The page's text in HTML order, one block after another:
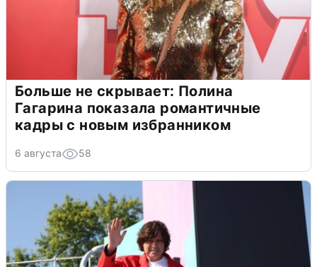
Больше не скрывает: Полина
Гагарина показала романтичные
кадры с новым избранником
6 августа 58